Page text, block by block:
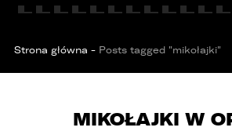
Strona główna - Posts tagged "mikołajki"
MIKOŁAJKI W